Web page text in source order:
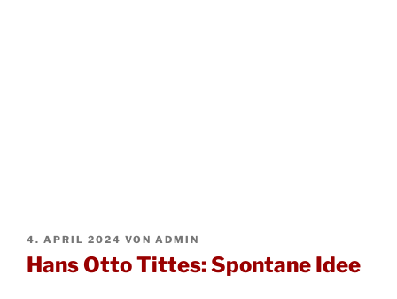
VERÖFFENTLICHT
AM
4. APRIL 2024 VON ADMIN
Hans Otto Tittes: Spontane Idee